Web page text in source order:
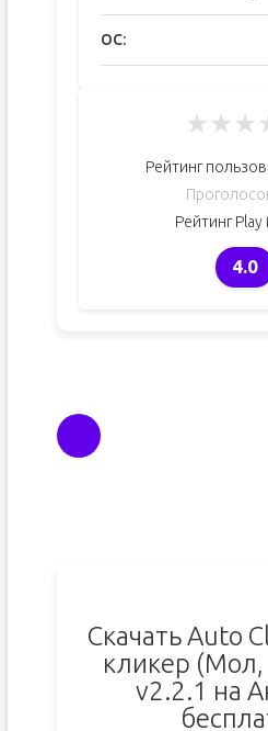
ОС:
★★★
Рейтинг
Рейтинг
4.0
Скачать Auto
кликер (Мол,
v2.2.1 на